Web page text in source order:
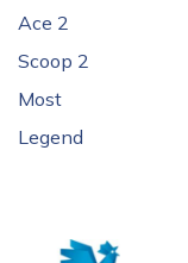
Ace 2
Scoop 2
Most
Legend